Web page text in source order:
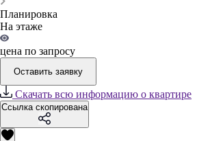
Планировка
На этаже
цена по запросу
Оставить заявку
Скачать всю информацию о квартире
Ссылка скопирована